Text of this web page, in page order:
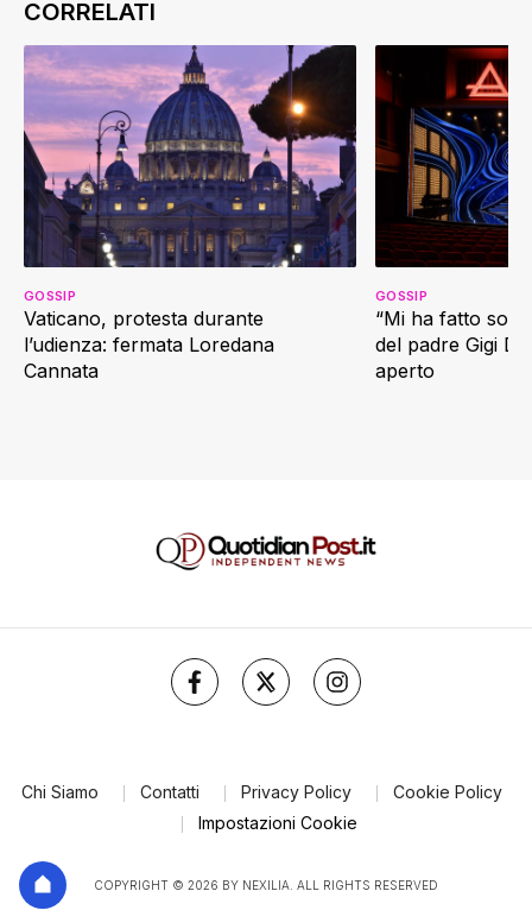
Vaticano, protesta durante
l’udienza: fermata Loredana
Cannata
GOSSIP
“Mi ha fatto
del padre Gigi
aperto
GOSSIP
Chi Siamo Contatti Privacy Policy
Cookie Policy
Impostazioni Cookie
COPYRIGHT © 2026 BY NEXILIA. ALL RIGHTS RESERVED